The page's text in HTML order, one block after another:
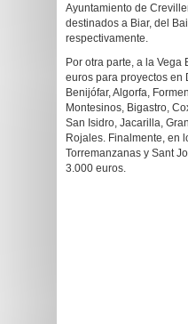
Ayuntamiento de
destinados a Biar, del
respectivamente.
Por otra parte, a la
euros para proyectos en
Benijófar, Algorfa,
Montesinos, Bigastro,
San Isidro, Jacarilla,
Rojales. Finalmente, en
Torremanzanas y Sant
3.000 euros.